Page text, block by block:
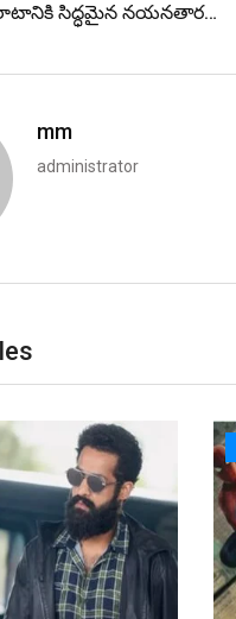
సిద్ధమైన నయనతార…
mm
administrator